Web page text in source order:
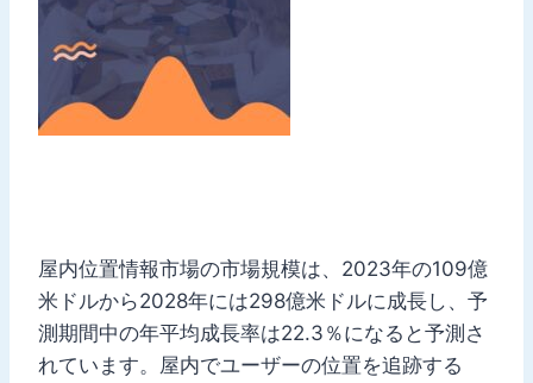
屋内位置情報市場の市場規模は、2023年の109億
米ドルから2028年には298億米ドルに成長し、予
測期間中の年平均成長率は22.3％になると予測さ
れています。屋内でユーザーの位置を追跡する